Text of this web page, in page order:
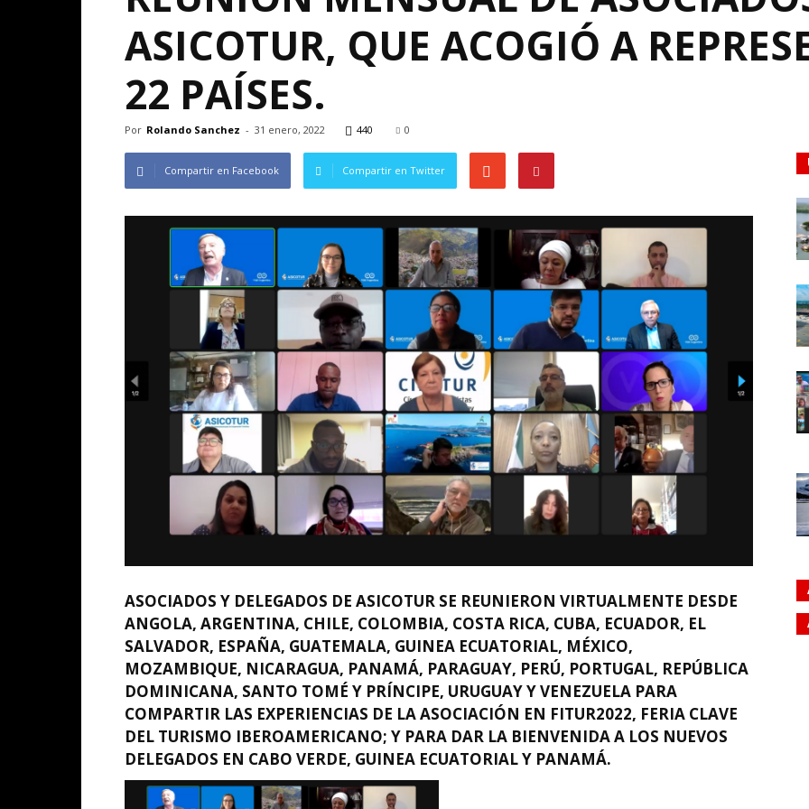
ASICOTUR, QUE ACOGIÓ A
22 PAÍSES.
Por Rolando Sanchez - 31 enero, 2022 440 0
Compartir en Facebook Compartir en Twitter
ASOCIADOS Y DELEGADOS DE ASICOTUR SE REUNIERON VIRTUALMENTE DESDE
ANGOLA, ARGENTINA, CHILE, COLOMBIA, COSTA RICA, CUBA, ECUADOR, EL
SALVADOR, ESPAÑA, GUATEMALA, GUINEA ECUATORIAL, MÉXICO,
MOZAMBIQUE, NICARAGUA, PANAMÁ, PARAGUAY, PERÚ, PORTUGAL, REPÚBLICA
DOMINICANA, SANTO TOMÉ Y PRÍNCIPE, URUGUAY Y VENEZUELA PARA
COMPARTIR LAS EXPERIENCIAS DE LA ASOCIACIÓN EN FITUR2022, FERIA CLAVE
DEL TURISMO IBEROAMERICANO; Y PARA DAR LA BIENVENIDA A LOS NUEVOS
DELEGADOS EN CABO VERDE, GUINEA ECUATORIAL Y PANAMÁ.